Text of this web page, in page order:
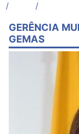
/
/
GERÊNCIA
GEMAS